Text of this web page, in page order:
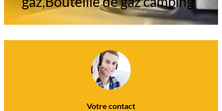
Votre contact